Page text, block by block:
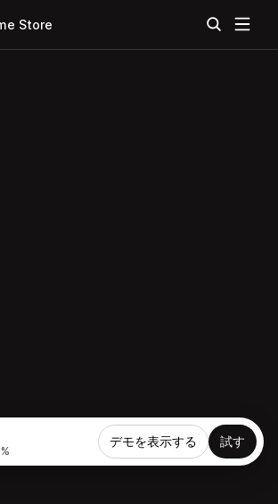
Store
デモを表示する 試す